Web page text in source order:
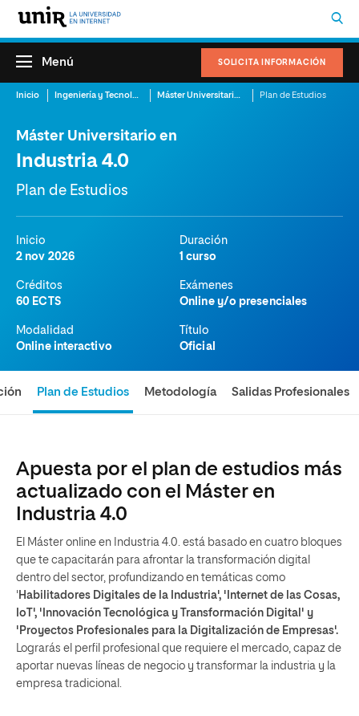
SOLICITA INFORMACIÓN
Menú
Inicio Ingeniería y Tecnología Máster Universitario en Industria 4.0 Plan de Estudios
Máster Universitario en
Industria 4.0
Plan de Estudios
Inicio
2 nov 2026
Duración
1 curso
Créditos
60 ECTS
Exámenes
Online y/o presenciales
Modalidad
Online interactivo
Título
Oficial
Plan de Estudios Metodología Salidas Profesionales
Apuesta por el plan de estudios más
actualizado con el Máster en
Industria 4.0
El Máster online en Industria 4.0. está basado en cuatro bloques
que te capacitarán para afrontar la transformación digital
dentro del sector, profundizando en temáticas como
'Habilitadores Digitales de la Industria', ' Internet de las Cosas,
IoT', ' Innovación Tecnológica y Transformación Digital' y
'Proyectos Profesionales para la Digitalización de Empresas'.
Lograrás el perfil profesional que requiere el mercado, capaz de
aportar nuevas líneas de negocio y transformar la industria y la
empresa tradicional.